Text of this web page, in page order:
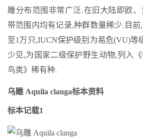
雕分布范围非常广泛.在旧大陆即欧
带范围内均有记录,种群数量稀少.目前
至1万只,IUCN保护级别为易危(VU)等
少见,为国家二级保护野生动物,列入
鸟类》稀有种.
乌雕 Aquila clanga标本资料
标本记载1